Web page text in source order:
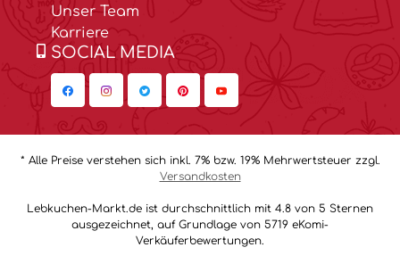
Unser Team
Karriere
SOCIAL MEDIA
* Alle Preise verstehen sich inkl. 7% bzw. 19% Mehrwertsteuer zzgl.
Versandkosten
Lebkuchen-Markt.de ist durchschnittlich mit 4.8 von 5 Sternen
ausgezeichnet, auf Grundlage von 5719 eKomi-
Verkäuferbewertungen.